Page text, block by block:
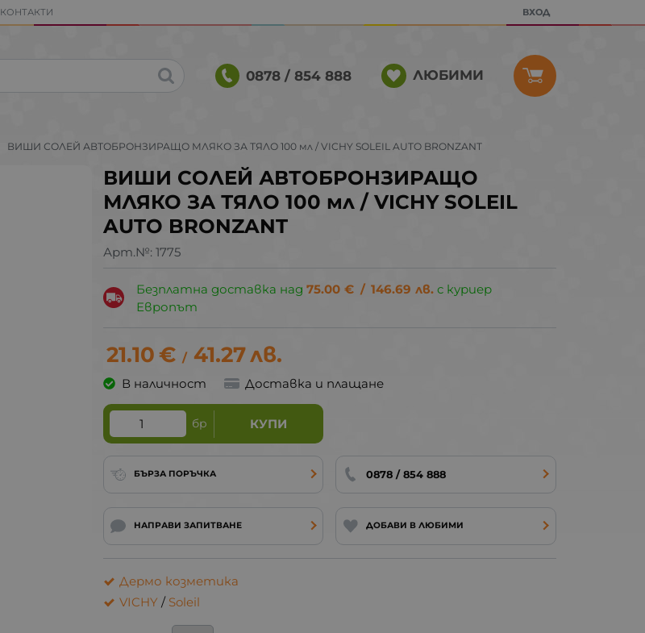
КОНТАКТИ ВХОД
0878 / 854 888 ЛЮБИМИ
ВИШИ СОЛЕЙ АВТОБРОНЗИРАЩО МЛЯКО ЗА ТЯЛО 100 мл / VICHY SOLEIL AUTO BRONZANT
ВИШИ СОЛЕЙ АВТОБРОНЗИРАЩО
МЛЯКО ЗА ТЯЛО 100 мл / VICHY SOLEIL
AUTO BRONZANT
Арт.№: 1775
Безплатна доставка над75.00 € / 146.69 лв. с куриер
Европът
21.10€ / 41.27лв.
В наличност Доставка и плащане
бр КУПИ
БЪРЗА ПОРЪЧКА 0878 / 854 888
НАПРАВИ ЗАПИТВАНЕ ДОБАВИ В ЛЮБИМИ
Дермо козметика
VICHY / Soleil